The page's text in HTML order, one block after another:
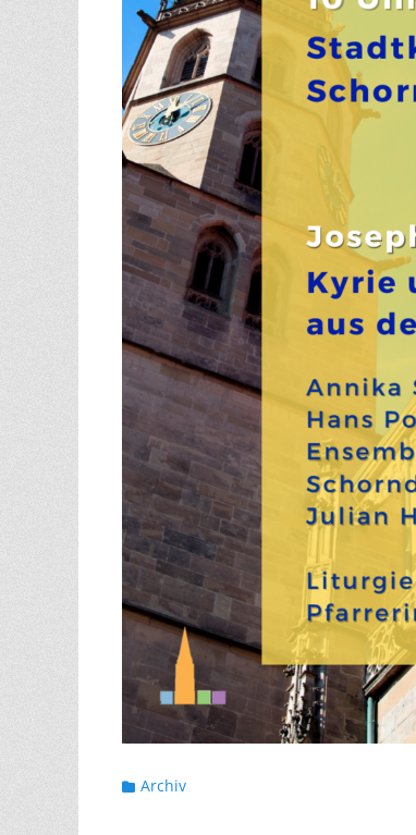
Kategorien
Archiv